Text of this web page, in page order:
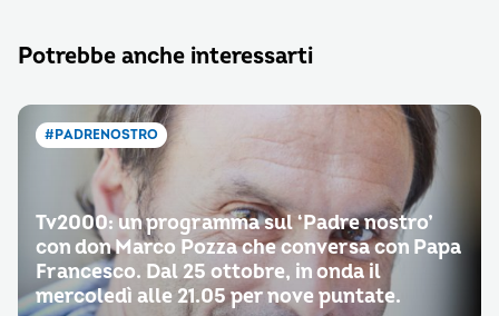
Potrebbe anche interessarti
#PADRENOSTRO
Tv2000: un programma sul ‘Padre nostro’
con don Marco Pozza che conversa con Papa
Francesco. Dal 25 ottobre, in onda il
mercoledì alle 21.05 per nove puntate.